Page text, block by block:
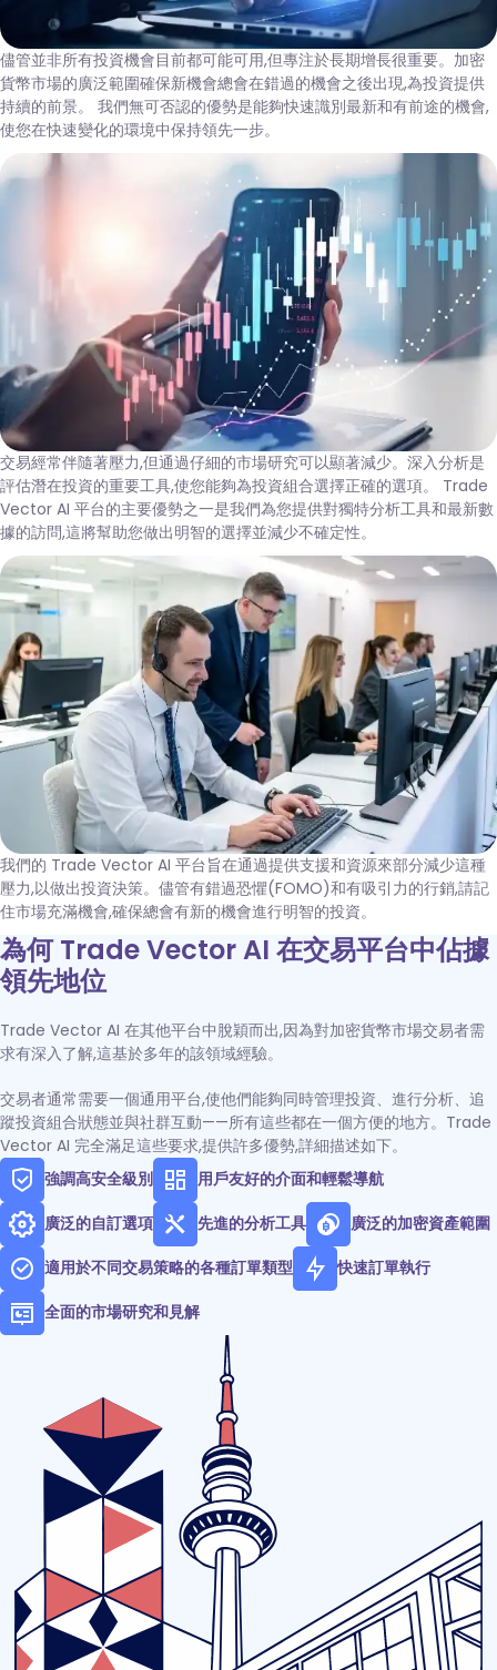
儘管並非所有投資機會目前都可能可用,但專注於長期增長很重要。加密
貨幣市場的廣泛範圍確保新機會總會在錯過的機會之後出現,為投資提供
持續的前景。 我們無可否認的優勢是能夠快速識別最新和有前途的機會,
使您在快速變化的環境中保持領先一步。
交易經常伴隨著壓力,但通過仔細的市場研究可以顯著減少。深入分析是
評估潛在投資的重要工具,使您能夠為投資組合選擇正確的選項。 Trade
Vector AI 平台的主要優勢之一是我們為您提供對獨特分析工具和最新數
據的訪問,這將幫助您做出明智的選擇並減少不確定性。
我們的 Trade Vector AI 平台旨在通過提供支援和資源來部分減少這種
壓力,以做出投資決策。儘管有錯過恐懼(FOMO)和有吸引力的行銷,請記
住市場充滿機會,確保總會有新的機會進行明智的投資。
為何 Trade Vector AI 在交易平台中佔據
領先地位
Trade Vector AI 在其他平台中脫穎而出,因為對加密貨幣市場交易者需
求有深入了解,這基於多年的該領域經驗。
交易者通常需要一個通用平台,使他們能夠同時管理投資、進行分析、追
蹤投資組合狀態並與社群互動——所有這些都在一個方便的地方。Trade
Vector AI 完全滿足這些要求,提供許多優勢,詳細描述如下。
強調高安全級別
用戶友好的介面和輕鬆導航
廣泛的自訂選項
先進的分析工具
廣泛的加密資產範圍
適用於不同交易策略的各種訂單類型
快速訂單執行
全面的市場研究和見解